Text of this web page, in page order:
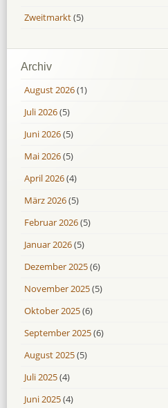
Zweitmarkt(5)
Archiv
August 2026(1)
Juli 2026(5)
Juni 2026(5)
Mai 2026(5)
April 2026(4)
März 2026(5)
Februar 2026(5)
Januar 2026(5)
Dezember 2025(6)
November 2025(5)
Oktober 2025(6)
September 2025(6)
August 2025(5)
Juli 2025(4)
Juni 2025(4)